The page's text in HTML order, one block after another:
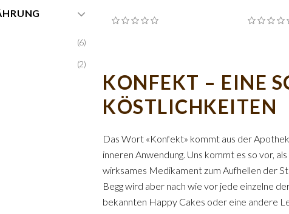
(6)
(2)
KONFEKT – EINE
KÖSTLICHKEITEN
Das Wort «Konfekt» kommt aus der
inneren Anwendung. Uns kommt es so vor,
wirksames Medikament zum Aufhellen der
Begg wird aber nach wie vor jede einzelne
bekannten Happy Cakes oder eine andere